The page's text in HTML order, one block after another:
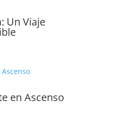
Un Viaje
en Ascenso